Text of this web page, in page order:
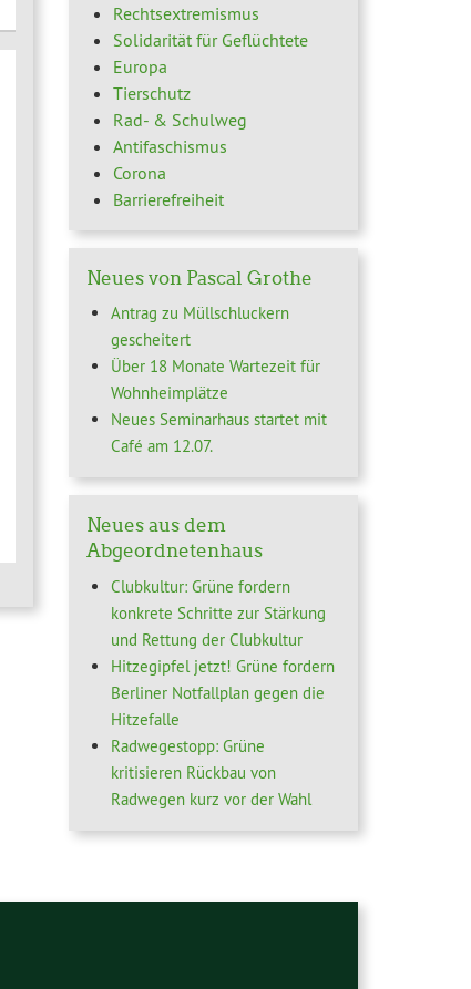
Rechtsextremismus
Solidarität für Geflüchtete
Europa
Tierschutz
Rad- & Schulweg
Antifaschismus
Corona
Barrierefreiheit
Neues von Pascal Grothe
Antrag zu Müllschluckern
gescheitert
Über 18 Monate Wartezeit für
Wohnheimplätze
Neues Seminarhaus startet mit
Café am 12.07.
Neues aus dem
Abgeordnetenhaus
Clubkultur: Grüne fordern
konkrete Schritte zur Stärkung
und Rettung der Clubkultur
Hitzegipfel jetzt! Grüne fordern
Berliner Notfallplan gegen die
Hitzefalle
Radwegestopp: Grüne
kritisieren Rückbau von
Radwegen kurz vor der Wahl